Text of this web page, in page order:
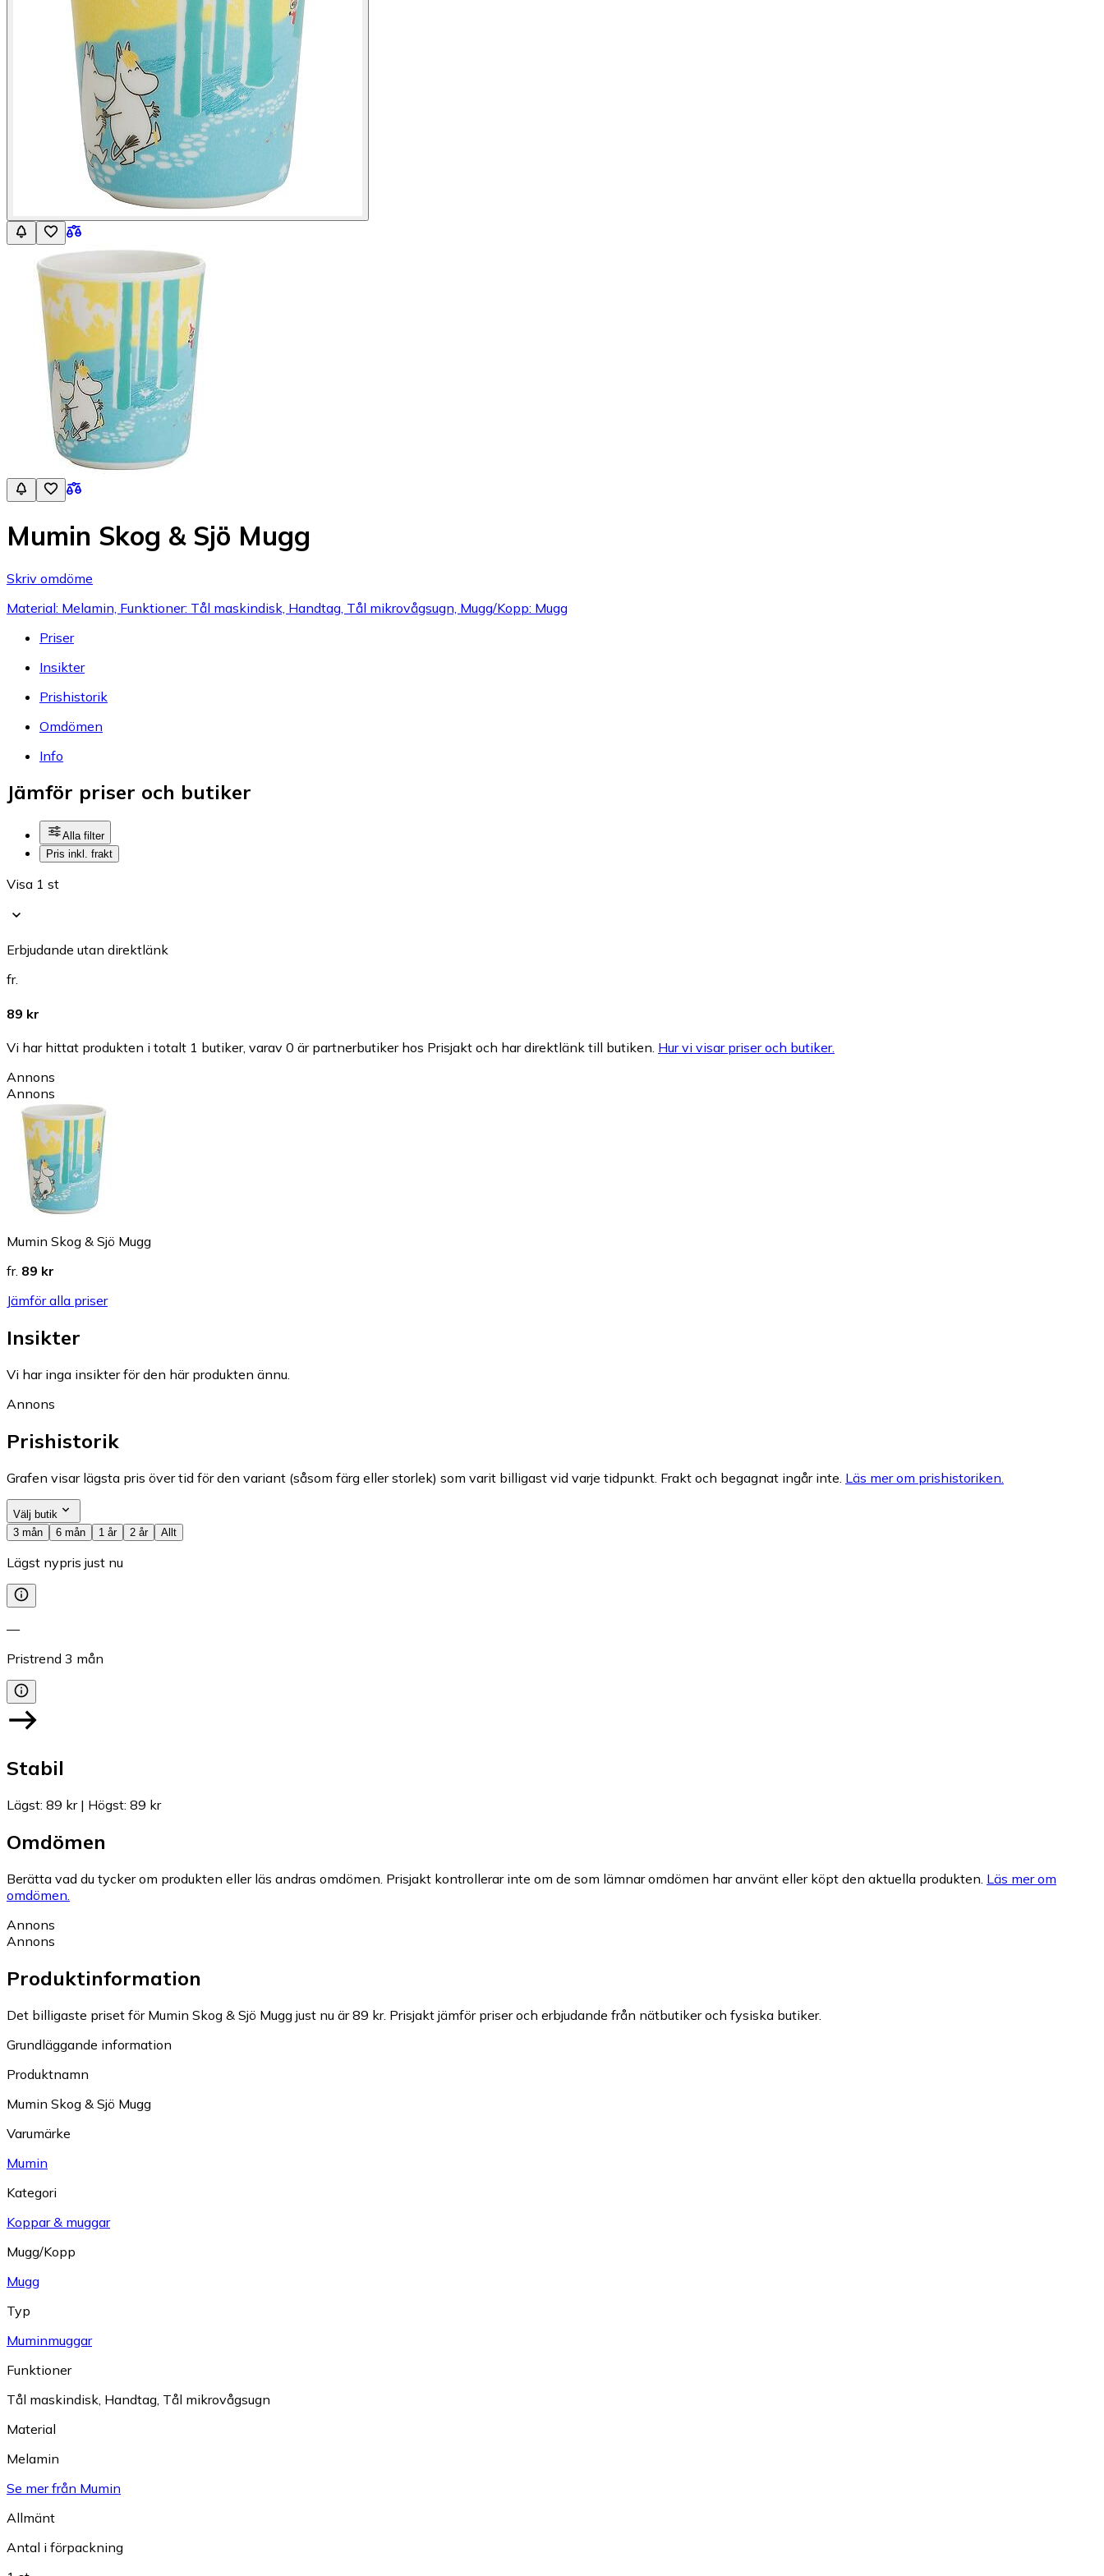
Mumin Skog & Sjö Mugg
Skriv omdöme
Material: Melamin, Funktioner: Tål maskindisk, Handtag, Tål mikrovågsugn, Mugg/Kopp: Mugg
Priser
Insikter
Prishistorik
Omdömen
Info
Jämför priser och butiker
Alla filter
Pris inkl. frakt
Visa 1 st
Erbjudande utan direktlänk
fr.
89 kr
Vi har hittat produkten i totalt 1 butiker, varav 0 är partnerbutiker hos Prisjakt och har direktlänk till butiken. Hur vi visar priser och butiker.
Annons
Annons
Mumin Skog & Sjö Mugg
fr. 89 kr
Jämför alla priser
Insikter
Vi har inga insikter för den här produkten ännu.
Annons
Prishistorik
Grafen visar lägsta pris över tid för den variant (såsom färg eller storlek) som varit billigast vid varje tidpunkt. Frakt och begagnat ingår inte. Läs mer om prishistoriken.
Välj butik
3 mån
6 mån 1 år 2 år Allt
Lägst nypris just nu
—
Pristrend 3 mån
Stabil
Lägst: 89 kr| Högst: 89 kr
Omdömen
Berätta vad du tycker om produkten eller läs andras omdömen. Prisjakt kontrollerar inte om de som lämnar omdömen har använt eller köpt den aktuella produkten. Läs mer om
omdömen.
Annons
Annons
Produktinformation
Det billigaste priset för Mumin Skog & Sjö Mugg just nu är 89 kr. Prisjakt jämför priser och erbjudande från nätbutiker och fysiska butiker.
Grundläggande information
Produktnamn
Mumin Skog & Sjö Mugg
Varumärke
Mumin
Kategori
Koppar & muggar
Mugg/Kopp
Mugg
Typ
Muminmuggar
Funktioner
Tål maskindisk Handtag Tål mikrovågsugn
Material
Melamin
Se mer från Mumin
Allmänt
Antal i förpackning